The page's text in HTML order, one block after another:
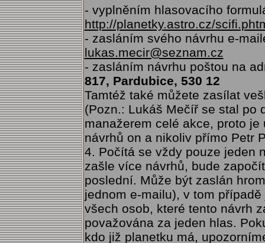
- vyplněním hlasovacího
http://planetky.astro.cz/
- zasláním svého návrhu e-
lukas.mecir@seznam.cz
- zasláním návrhu poštou na
817, Pardubice, 530 12
Tamtéž také můžete zasílat
(Pozn.: Lukáš Mečíř se stal po
manažerem celé akce, proto
návrhů on a nikoliv přímo Petr
4. Počítá se vždy pouze jeden
zašle více návrhů, bude
poslední. Může být zaslán
jednom e-mailu), v tom
všech osob, které tento návrh
považována za jeden hlas.
kdo již planetku má,